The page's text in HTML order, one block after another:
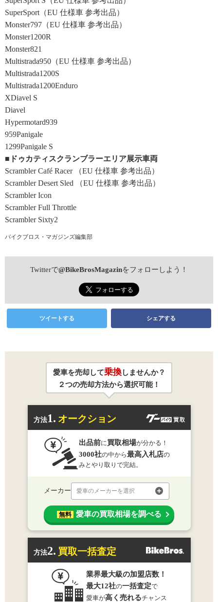
SuperSport（EU 仕様車 参考出品）
Monster797（EU 仕様車 参考出品）
Monster1200R
Monster821
Multistrada950（EU 仕様車 参考出品）
Multistrada1200S
Multistrada1200Enduro
XDiavel S
Diavel
Hypermotard939
959Panigale
1299Panigale S
■ドゥカティスクランブラーエリア展示車両
Scrambler Café Racer （EU 仕様車 参考出品）
Scrambler Desert Sled （EU 仕様車 参考出品）
Scrambler Icon
Scrambler Full Throttle
Scrambler Sixty2
バイクブロス・マガジンズ編集部
Twitterで@BikeBrosMagazinをフォローしよう！
ツイートする シェアする
愛車を売却して乗換しませんか？
２つの売却方法から選択可能！
方法1. オークション
出品前に 買取相場が分かる！
3000社の中から最高入札店の
みとやり取りで完結。
メーカー 愛車のメーカーを選択
無料 愛車の買取相場を調べる
方法2. 買取一括査定
業界最大級の加盟店数！
最大12社の一括査定で
愛車が高く売れるチャンス